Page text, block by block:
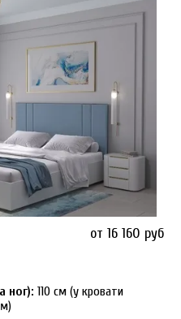
ящик без дна)
ящик с дном)
от 16 160 руб
ног): 110 см (у кровати